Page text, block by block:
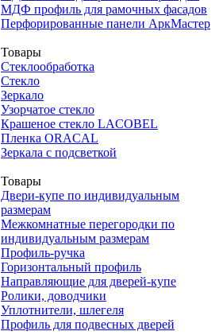
МДФ профиль для рамочных фасадов
Перфорированные панели АркМастер
Товары
Стеклообработка
Стекло
Зеркало
Узорчатое стекло
Крашеное стекло LACOBEL
Пленка ORACAL
Зеркала с подсветкой
Товары
Двери-купе по индивидуальным
размерам
Межкомнатные перегородки по
индивидуальным размерам
Профиль-ручка
Горизонтальный профиль
Направляющие для дверей-купе
Ролики, доводчики
Уплотнители, шлегеля
Профиль для подвесных дверей